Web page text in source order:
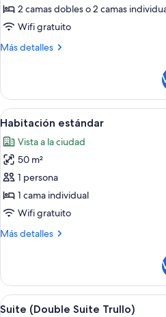
cuádruple
superior
2 camas dobles o 2 camas
Wifi gratuito
Más detalles
Más
cuádruple
superior
Ver
todas
las
fotos
de
Habitación
estándar
7
Habitación estándar
Vista a la ciudad
50 m²
1 persona
1 cama individual
Wifi gratuito
Más detalles
Más
estándar
Ver
8
Suite (Double Suite Trullo)